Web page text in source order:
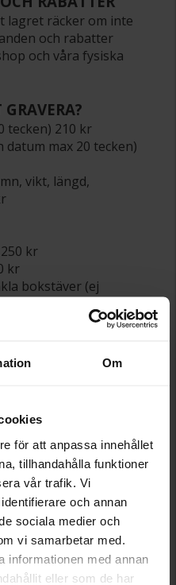
Om
för att anpassa innehållet
tillhandahålla funktioner
vår trafik. Vi
och annan
sociala medier och
vi samarbetar med.
informationen med annan
eller som de har
lagret räcker om inte
och rabatter
och våra fysiska
tecken) 210 kr
datum max 20 tecken)
vikt, längd,
kr
kr
bokstäver (ej
kr/per sida
mot beställning 50
på våra
den verkliga
kan variera
gånger per dag. Vi
kan avvika